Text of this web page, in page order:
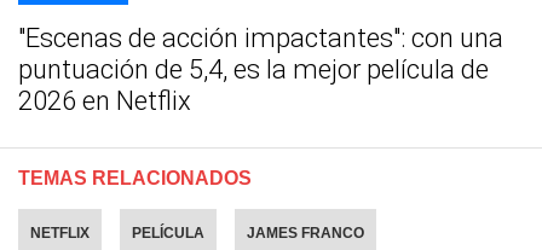
"Escenas de acción impactantes": con una
puntuación de 5,4, es la mejor película de
2026 en Netflix
TEMAS RELACIONADOS
NETFLIX PELÍCULA JAMES FRANCO